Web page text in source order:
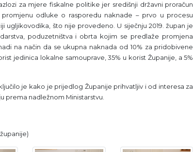
za mjere fiskalne politike jer središnji državni proračun
odluke o rasporedu naknade – prvo u procesu
ugljikovodika, što nije provedeno. U siječnju 2019. župan je
poduzetništva i obrta kojim se predlaže promjena
na način da se ukupna naknada od 10% za pridobivene
jedinica lokalne samouprave, 35% u korist Županije, a 5%
je kako je prijedlog Županije prihvatljiv i od interesa za
prema nadležnom Ministarstvu.